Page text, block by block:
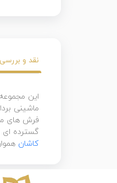
نقد و بررسی
این
فرش های
گسترده ای
کاشان